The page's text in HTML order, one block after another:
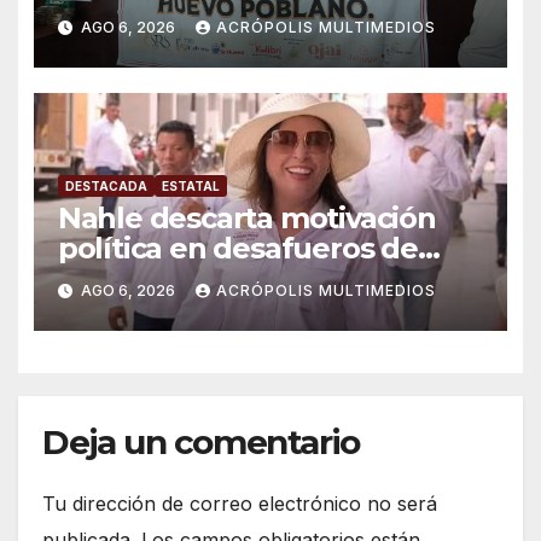
importaciones
AGO 6, 2026 ACRÓPOLIS MULTIMEDIOS
DESTACADA ESTATAL
Nahle descarta motivación
política en desafueros de
alcaldes
AGO 6, 2026 ACRÓPOLIS MULTIMEDIOS
Deja un comentario
Tu dirección de correo electrónico no será